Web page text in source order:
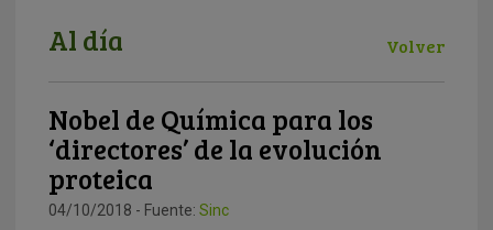
Al día Volver
Nobel de Química para los
‘directores’ de la evolución
proteica
04/10/2018 - Fuente: Sinc